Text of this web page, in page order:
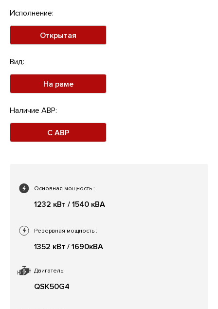
Исполнение:
Открытая
Вид:
На раме
Наличие АВР:
С АВР
Основная мощность :
1232 кВт / 1540 кВА
Двигатель:
QSK50G4
Резервная мощность :
1352 кВт / 1690кВА